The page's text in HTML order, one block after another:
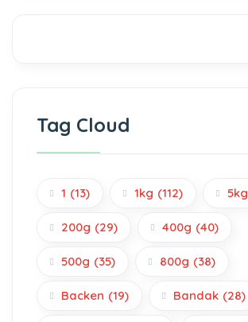
Tag Cloud
1 (13) 1kg (112) 5kg
200g (29) 400g (40)
500g (35) 800g (38)
Backen (19) Bandak (28)